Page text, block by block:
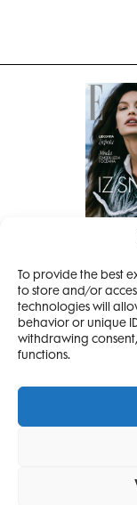
To provide the best
to store and/or
technologies will
behavior or unique
withdrawing
functions.
Elle ProjectsElle